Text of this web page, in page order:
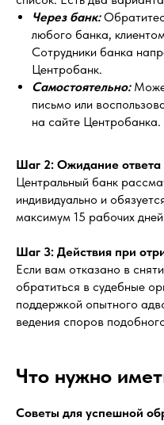
Через банк:
любого банка,
Сотрудники банка
Центробанк.
Самостоятельно:
письмо или
на сайте Центробанка.
Шаг 2: Ожидание ответа
Центральный банк
индивидуально и
максимум 15 рабочих
Шаг 3: Действия при
Если вам отказано в
обратиться в судебные
поддержкой опытного
ведения споров
Что нужно
Советы для успешной